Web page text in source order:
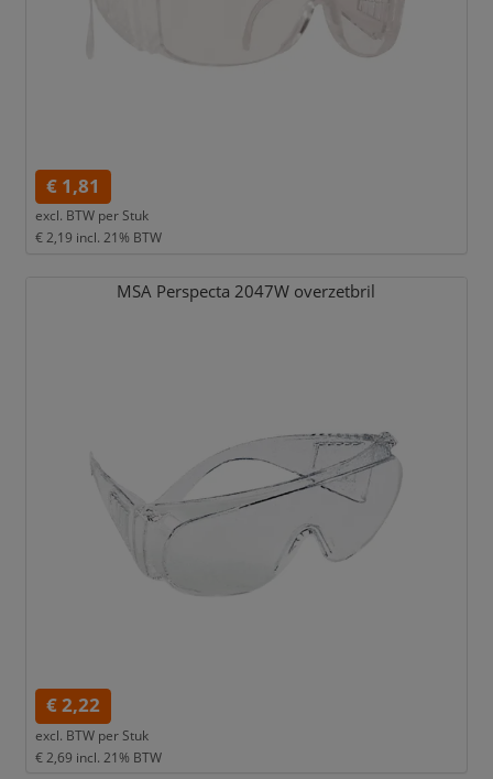
€ 1,81
excl. BTW per Stuk
€ 2,19 incl. 21% BTW
MSA Perspecta 2047W overzetbril
€ 2,22
excl. BTW per Stuk
€ 2,69 incl. 21% BTW